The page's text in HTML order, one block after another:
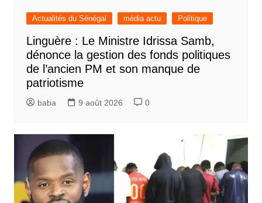
Actualités du Sénégal média actu Politique
Linguère : Le Ministre Idrissa Samb,
dénonce la gestion des fonds politiques
de l’ancien PM et son manque de
patriotisme
baba 9 août 2026 0